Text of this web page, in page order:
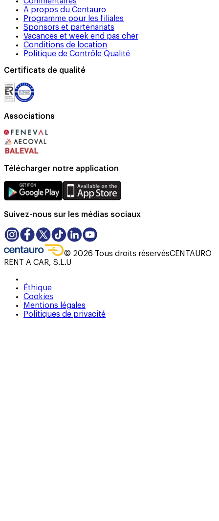
A propos du Centauro
Programme pour les filiales
Sponsors et partenariats
Vacances et week end pas cher
Conditions de location
Politique de Contrôle Qualité
Certificats de qualité
Associations
Télécharger notre application
Suivez-nous sur les médias sociaux
© 2026 Tous droits réservésCENTAURO
RENT A CAR, S.L.U
Éthique
Cookies
Mentions légales
Politiques de privacité